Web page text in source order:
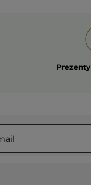
Prezenty